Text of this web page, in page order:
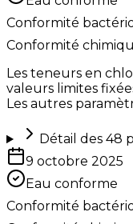
Conformité
Conformité
Les teneurs en
valeurs limites
Les autres
Détail des 48
9 octobre 2025
Eau conforme
Conformité